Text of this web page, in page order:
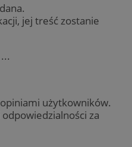
jej treść zostanie
użytkowników.
za